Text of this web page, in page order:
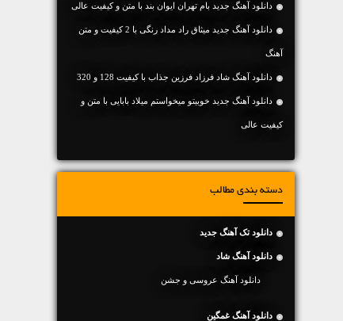
دانلود آهنگ جديد بام تهران ایوان بند با متن و کیفیت عالی
دانلود آهنگ جديد میثاق راد مداد رنگی با 2 کیفیت و متن
آهنگ
دانلود آهنگ شاد فرزاد فرزین جذاب با کیفیت 128 و 320
دانلود آهنگ جديد خوبیتو میخواستم میلاد بابایی با متن و
کیفیت عالی
دسته بندی مطالب
دانلود تک آهنگ جدید
دانلود آهنگ شاد
دانلود آهنگ عروسی و جشن
دانلود آهنگ غمگین